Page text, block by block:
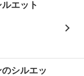
エット
シルエッ